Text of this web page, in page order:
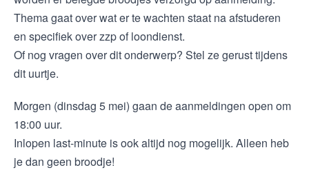
Thema gaat over wat er te wachten staat na afstuderen
en specifiek over zzp of loondienst.
Of nog vragen over dit onderwerp? Stel ze gerust tijdens
dit uurtje.
Morgen (dinsdag 5 mei) gaan de aanmeldingen open om
18:00 uur.
Inlopen last-minute is ook altijd nog mogelijk. Alleen heb
je dan geen broodje!